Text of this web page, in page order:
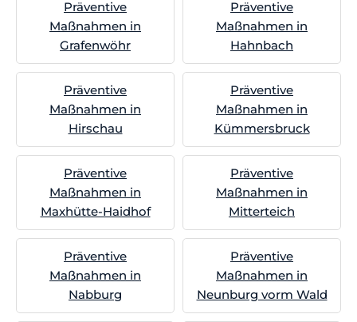
Präventive
Maßnahmen in
Grafenwöhr
Präventive
Maßnahmen in
Hahnbach
Präventive
Maßnahmen in
Hirschau
Präventive
Maßnahmen in
Kümmersbruck
Präventive
Maßnahmen in
Maxhütte-Haidhof
Präventive
Maßnahmen in
Mitterteich
Präventive
Maßnahmen in
Nabburg
Präventive
Maßnahmen in
Neunburg vorm Wald